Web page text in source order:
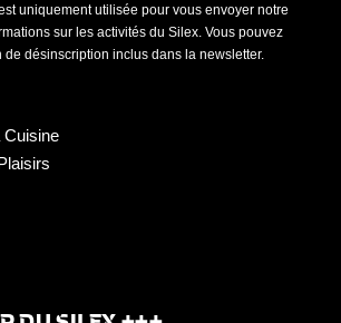
uniquement utilisée pour vous envoyer notre
sur les activités du Silex. Vous pouvez
désinscription inclus dans la newsletter.
Cuisine